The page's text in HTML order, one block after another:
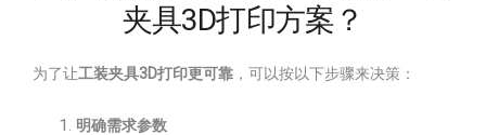
夹具3D打印方案？
为了让工装夹具3D打印更可靠 ，可以按以下步骤来决策：
明确需求参数